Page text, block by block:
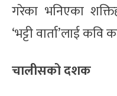
गरेका भनिएका
‘भट्टी वार्ता’लाई
चालीसको दशक